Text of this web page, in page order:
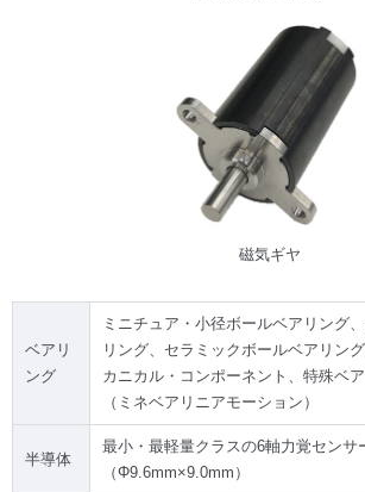
磁気ギヤ
ベアリ
ング
ミニチュア・小径ボールベアリング
リング、セラミックボールベアリン
カニカル・コンポーネント、特殊ベ
（ミネベアリニアモーション）
半導体
最小・最軽量クラスの6軸力覚センサ
（Φ9.6mm×9.0mm）